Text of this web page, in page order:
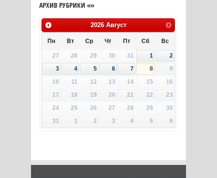
АРХИВ РУБРИКИ «»
2026 Август
Пн Вт Ср Чт Пт Сб Вс
27 28 29 30 31 1
2
3
4 5 6 7 8
9
10
11 12 13 14 15
16
17
18 19 20 21 22
23
24
25 26 27 28 29
30
31
1 2 3 4 5 6